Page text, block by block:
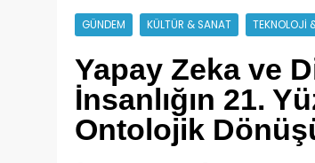
GÜNDEM KÜLTÜR & SANAT TEKNOLOJI
Yapay Zeka ve
İnsanlığın 21.
Ontolojik